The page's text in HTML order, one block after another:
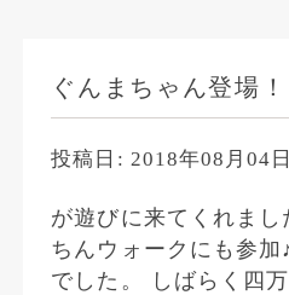
ぐんまちゃん登場！
投稿日: 2018年08月04日
が遊びに来てくれまし
ちんウォークにも参
でした。 しばらく四